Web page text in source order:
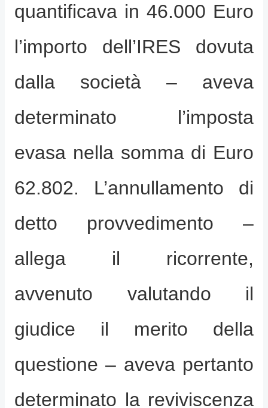
quantificava in 46.000 Euro
l’importo dell’IRES dovuta
dalla società – aveva
determinato l’imposta
evasa nella somma di Euro
62.802. L’annullamento di
detto provvedimento –
allega il ricorrente,
avvenuto valutando il
giudice il merito della
questione – aveva pertanto
determinato la reviviscenza